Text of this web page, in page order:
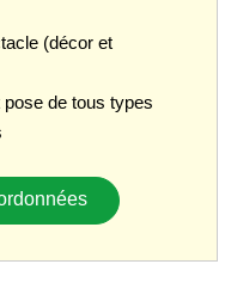
(décor et
de tous types